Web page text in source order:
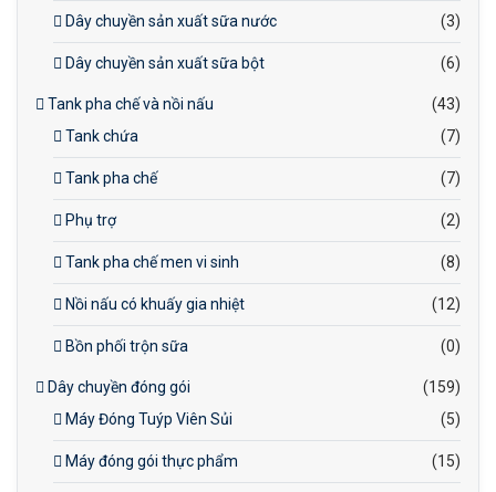
Dây chuyền sản xuất sữa nước (3)
Dây chuyền sản xuất sữa bột (6)
Tank pha chế và nồi nấu
(43)
Tank chứa
(7)
Tank pha chế (7)
Phụ trợ (2)
Tank pha chế men vi sinh (8)
Nồi nấu có khuấy gia nhiệt (12)
Bồn phối trộn sữa (0)
Dây chuyền đóng gói
(159)
Máy Đóng Tuýp Viên Sủi
(5)
Máy đóng gói thực phẩm (15)